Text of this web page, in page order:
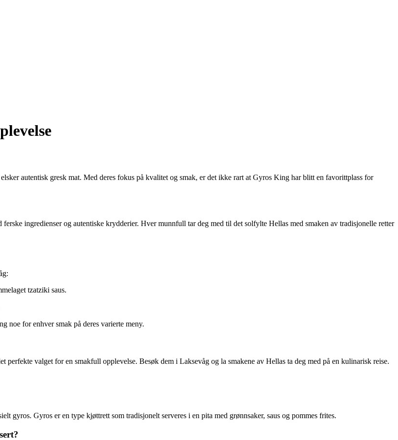
autentisk gresk mat. Med deres fokus på kvalitet og smak, er det ikke rart at Gyros King har blitt en favorittplass for
ingredienser og autentiske krydderier. Hver munnfull tar deg med til det solfylte Hellas med smaken av tradisjonelle retter
tzatziki saus.
noe for enhver smak på deres varierte meny.
valget for en smakfull opplevelse. Besøk dem i Laksevåg og la smakene av Hellas ta deg med på en kulinarisk reise.
gyros. Gyros er en type kjøttrett som tradisjonelt serveres i en pita med grønnsaker, saus og pommes frites.